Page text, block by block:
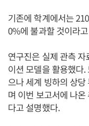
기존에 학계에서는
0%에 불과할 것이라
연구진은 실제 관측
이션 모델을 활용했다
으나 세계 빙하의 상
며 이번 보고서에 나
다고 설명했다.